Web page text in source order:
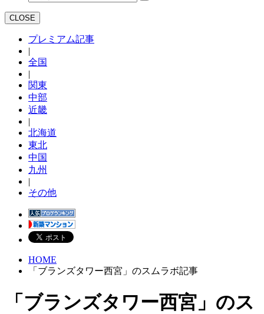
CLOSE
プレミアム記事
|
全国
|
関東
中部
近畿
|
北海道
東北
中国
九州
|
その他
HOME
「ブランズタワー西宮」のスムラボ記事
「ブランズタワー西宮」のス